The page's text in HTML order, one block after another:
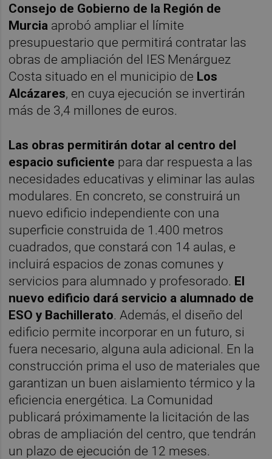
Consejo de Gobierno de la Región de
Murcia aprobó ampliar el límite
presupuestario que permitirá contratar las
obras de ampliación del IES Menárguez
Costa situado en el municipio de Los
Alcázares, en cuya ejecución se invertirán
más de 3,4 millones de euros.
Las obras permitirán dotar al centro del
espacio suficiente para dar respuesta a las
necesidades educativas y eliminar las aulas
modulares. En concreto, se construirá un
nuevo edificio independiente con una
superficie construida de 1.400 metros
cuadrados, que constará con 14 aulas, e
incluirá espacios de zonas comunes y
servicios para alumnado y profesorado. El
nuevo edificio dará servicio a alumnado de
ESO y Bachillerato. Además, el diseño del
edificio permite incorporar en un futuro, si
fuera necesario, alguna aula adicional. En la
construcción prima el uso de materiales que
garantizan un buen aislamiento térmico y la
eficiencia energética. La Comunidad
publicará próximamente la licitación de las
obras de ampliación del centro, que tendrán
un plazo de ejecución de 12 meses.